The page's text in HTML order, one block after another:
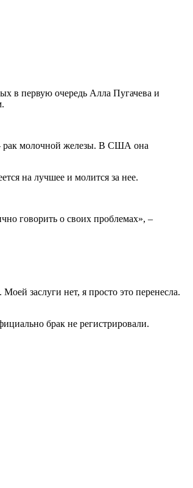
в первую очередь Алла Пугачева и
— рак молочной железы. В США она
на лучшее и молится за нее.
говорить о своих проблемах», –
заслуги нет, я просто это перенесла.
брак не регистрировали.